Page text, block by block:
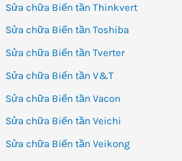
Sửa chữa Biến tần Thinkvert
Sửa chữa Biến tần Toshiba
Sửa chữa Biến tần Tverter
Sửa chữa Biến tần V&T
Sửa chữa Biến tần Vacon
Sửa chữa Biến tần Veichi
Sửa chữa Biến tần Veikong